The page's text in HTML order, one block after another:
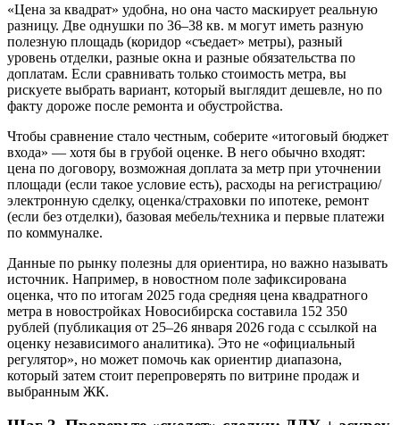
«Цена за квадрат» удобна, но она часто маскирует реальную
разницу. Две однушки по 36–38 кв. м могут иметь разную
полезную площадь (коридор «съедает» метры), разный
уровень отделки, разные окна и разные обязательства по
доплатам. Если сравнивать только стоимость метра, вы
рискуете выбрать вариант, который выглядит дешевле, но по
факту дороже после ремонта и обустройства.
Чтобы сравнение стало честным, соберите «итоговый бюджет
входа» — хотя бы в грубой оценке. В него обычно входят:
цена по договору, возможная доплата за метр при уточнении
площади (если такое условие есть), расходы на регистрацию/
электронную сделку, оценка/страховки по ипотеке, ремонт
(если без отделки), базовая мебель/техника и первые платежи
по коммуналке.
Данные по рынку полезны для ориентира, но важно называть
источник. Например, в новостном поле зафиксирована
оценка, что по итогам 2025 года средняя цена квадратного
метра в новостройках Новосибирска составила 152 350
рублей (публикация от 25–26 января 2026 года с ссылкой на
оценку независимого аналитика). Это не «официальный
регулятор», но может помочь как ориентир диапазона,
который затем стоит перепроверять по витрине продаж и
выбранным ЖК.